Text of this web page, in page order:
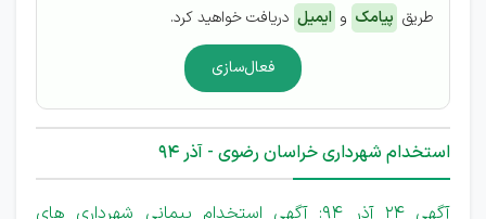
طریق پیامک و ایمیل دریافت خواهید کرد.
فعال‌سازی
استخدام شهرداری خراسان رضوی - آذر 94
آگهی 24 آذر 94: آگهی استخدام پیمانی شهرداری های